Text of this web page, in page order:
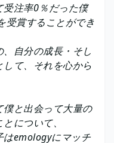
受注率0％だった僕
受賞することができ
自分の成長・そし
て、それを心から
僕と出会って大量の
について、
はemologyにマッチ